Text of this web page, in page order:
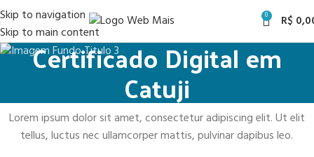
Skip to navigation
Skip to main content
0 R$
Certificado Digital em
Catuji
Lorem ipsum dolor sit amet, consectetur adipiscing elit. Ut elit
tellus, luctus nec ullamcorper mattis, pulvinar dapibus leo.